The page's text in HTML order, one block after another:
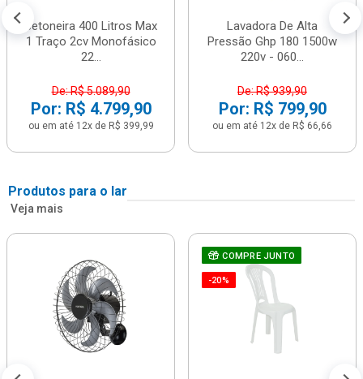
Betoneira 400 Litros Max
1 Traço 2cv Monofásico
22...
De: R$ 5.089,90
Por: R$ 4.799,90
ou em até 12x de R$ 399,99
Lavadora De Alta
Pressão Ghp 180 1500w
220v - 060...
De: R$ 939,90
Por: R$ 799,90
ou em até 12x de R$ 66,66
Produtos para o lar
Veja mais
COMPRE JUNTO
-20%